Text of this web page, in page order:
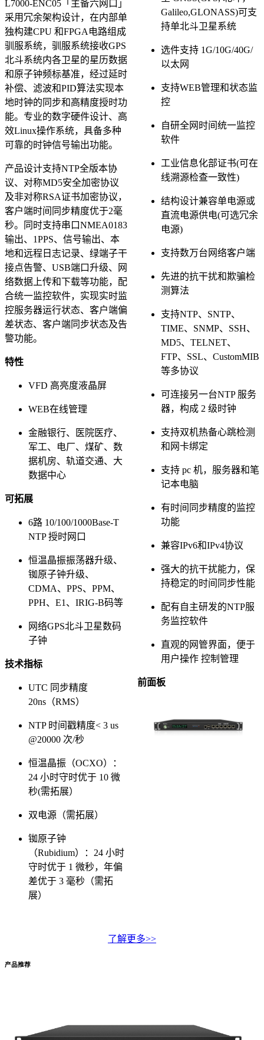
L7000-ENC05「主备六网口」
采用冗余架构设计，在内部单
独构建CPU 和FPGA电路组成
驯服系统，驯服系统接收GPS
北斗系统内各卫星的星历数据
和原子钟频标基准，经过延时
补偿、滤波和PID算法实现本
地时钟的同步和高精度授时功
能。专业的数字硬件设计、高
效Linux操作系统，具备多种
可靠的时钟信号输出功能。
产品设计支持NTP全版本协
议、对称MD5安全加密协议
及非对称RSA证书加密协议，
客户端时间同步精度优于2毫
秒。同时支持串口NMEA0183
输出、1PPS、信号输出、本
地和远程日志记录、绿端子干
接点告警、USB端口升级、网
络数据上传和下载等功能，配
合统一监控软件，实现实时监
控服务器运行状态、客户端偏
差状态、客户端同步状态及告
警功能。
特性
VFD 高亮度液晶屏
WEB在线管理
金融银行、医院医疗、
军工、电厂、煤矿、数
据机房、轨道交通、大
数据中心
可拓展
6路 10/100/1000Base-T
NTP 授时网口
恒温晶振振荡器升级、
铷原子钟升级、
CDMA、PPS、PPM、
PPH、E1、IRIG-B码等
网络GPS北斗卫星数码
子钟
技术指标
UTC 同步精度
20ns（RMS）
NTP 时间戳精度< 3 us
@20000 次/秒
恒温晶振（OCXO）：
24 小时守时优于 10 微
秒(需拓展）
双电源（需拓展）
铷原子钟
（Rubidium）：24 小时
守时优于 1 微秒，年偏
差优于 3 毫秒（需拓
展）
Galileo,GLONASS)可支
持单北斗卫星系统
选件支持 1G/10G/40G/
以太网
支持WEB管理和状态监
控
自研全网时间统一监控
软件
工业信息化部证书(可在
线溯源检查一致性)
结构设计兼容单电源或
直流电源供电(可选冗余
电源)
支持数万台网络客户端
先进的抗干扰和欺骗检
测算法
支持NTP、SNTP、
TIME、SNMP、SSH、
MD5、TELNET、
FTP、SSL、CustomMIB
等多协议
可连接另一台NTP 服务
器，构成 2 级时钟
支持双机热备心跳检测
和网卡绑定
支持 pc 机，服务器和笔
记本电脑
有时间同步精度的监控
功能
兼容IPv6和IPv4协议
强大的抗干扰能力，保
持稳定的时间同步性能
配有自主研发的NTP服
务监控软件
直观的网管界面，便于
用户操作 控制管理
前面板
了解更多>>
产品推荐